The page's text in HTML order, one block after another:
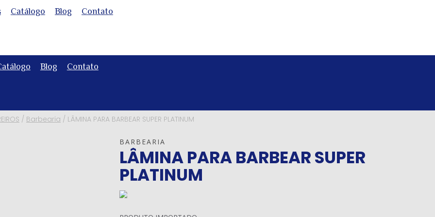
Catálogo Blog Contato
Blog Contato
/ Barbearia / LÂMINA PARA BARBEAR SUPER PLATINUM
BARBEARIA
LÂMINA PARA BARBEAR SUPER
PLATINUM